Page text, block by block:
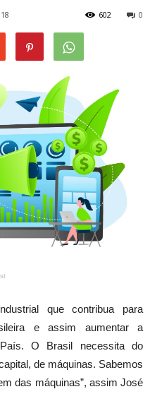
0
602
que contribua para
e assim aumentar a
O Brasil necessita do
de máquinas. Sabemos
das máquinas”, assim José